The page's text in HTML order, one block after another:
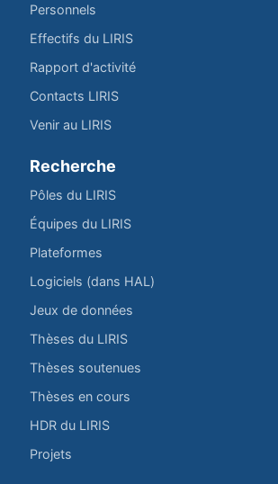
Personnels
Effectifs du LIRIS
Rapport d'activité
Contacts LIRIS
Venir au LIRIS
Recherche
Pôles du LIRIS
Équipes du LIRIS
Plateformes
Logiciels (dans HAL)
Jeux de données
Thèses du LIRIS
Thèses soutenues
Thèses en cours
HDR du LIRIS
Projets